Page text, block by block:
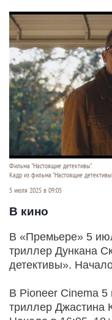
Фильма "Настоящие детективы".
Кадр из фильма "Настоящие
5 июля 2025 в 09:05
В кино
В «Премьере» 5
триллер Дункана
детективы».
В Pioneer Cinema 5
триллер Джастина